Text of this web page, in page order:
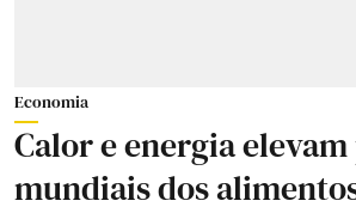
Economia
Calor e energia
mundiais dos